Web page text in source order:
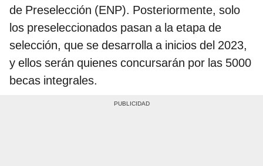
de Preselección (ENP). Posteriormente, solo
los preseleccionados pasan a la etapa de
selección, que se desarrolla a inicios del 2023,
y ellos serán quienes concursarán por las 5000
becas integrales.